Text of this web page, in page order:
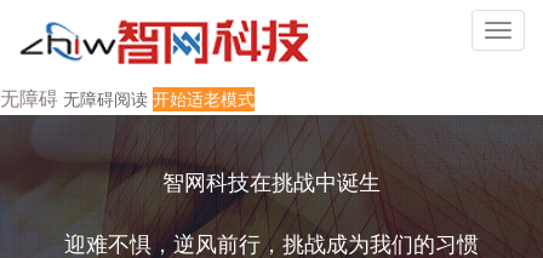
无障碍 无障碍阅读 开始适老模式
智网科技在挑战中诞生
迎难不惧，逆风前行，挑战成为我们的习惯